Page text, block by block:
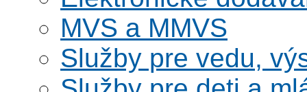
MVS a MMVS
Služby pre vedu,